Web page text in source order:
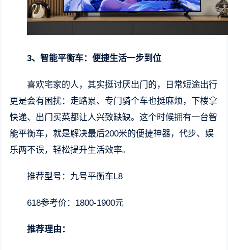
3、智能平衡车：便捷生活一步到位
喜欢宅家的人，其实挺讨厌出门的，日常短途出行
更是会有困扰：走路累、专门骑个车也挺麻烦，下楼拿
快递、出门买菜都让人兴致缺缺。这个时候拥有一台智
能平衡车，就是解决最后200米的便捷神器，代步、娱
乐两不误，轻松提升生活效率。
推荐型号：九号平衡车L8
618参考价：1800-1900元
推荐理由：